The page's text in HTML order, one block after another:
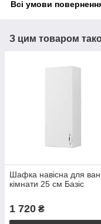
Всі умови
З цим товаром
Шафка навісна для
кімнати 25 см Базіс
1 720 ₴